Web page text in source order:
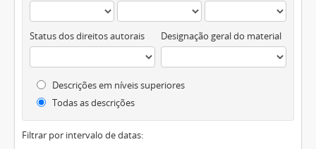
Status dos direitos autorais Designação geral do material
Descrições em níveis superiores
Todas as descrições
Filtrar por intervalo de datas: